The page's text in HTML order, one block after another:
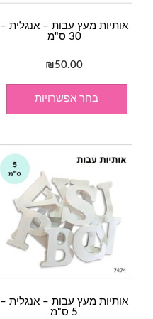
אותיות מעץ עבות – אנגלית –
30 ס"מ
₪50.00
בחר אפשרויות
אותיות מעץ עבות – אנגלית –
5 ס"מ